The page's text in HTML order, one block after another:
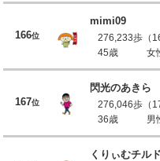
166位
mimi09
276,233歩（
45歳
女
167位
閃光のあきら
276,046歩（
36歳
男
くりぃむチル